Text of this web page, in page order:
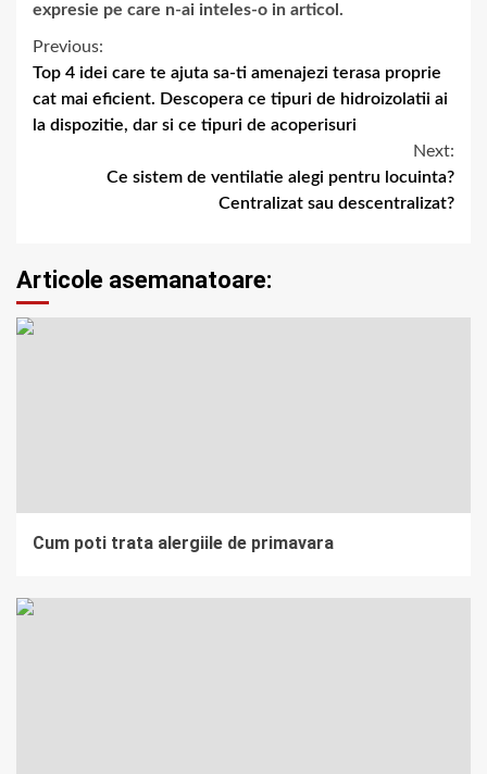
expresie pe care n-ai inteles-o in articol.
Previous:
Top 4 idei care te ajuta sa-ti amenajezi terasa proprie
cat mai eficient. Descopera ce tipuri de hidroizolatii ai
la dispozitie, dar si ce tipuri de acoperisuri
Next:
Ce sistem de ventilatie alegi pentru locuinta?
Centralizat sau descentralizat?
Articole asemanatoare:
Cum poti trata alergiile de primavara